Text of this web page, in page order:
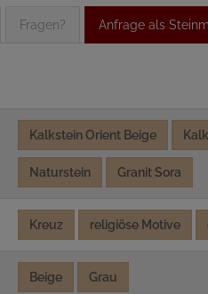
Fragen? Anfrage als
Kalkstein Orient Beige
Naturstein Granit Sora
Kreuz religiöse Motive
Beige Grau